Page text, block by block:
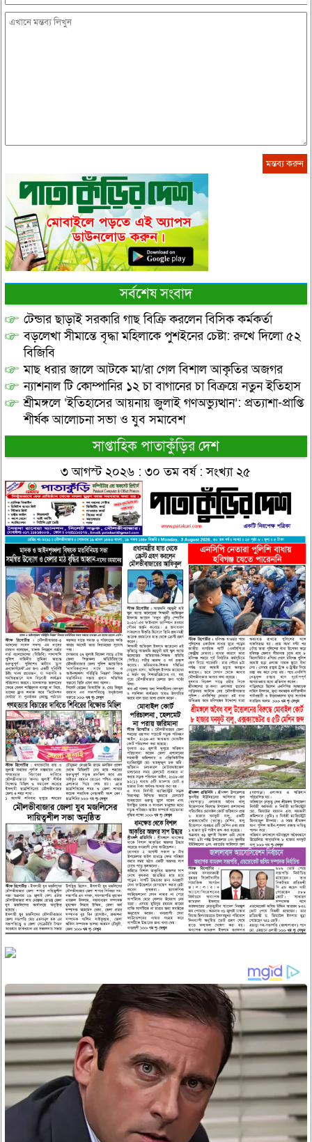
সর্বশেষ সংবাদ
টেন্ডার ছাড়াই সরকারি গাছ বিক্রি করলেন বিসিক কর্মকর্তা
বড়লেখা সীমান্তে বৃদ্ধা মহিলাকে পুশইনের চেষ্টা: রুখে দিলো ৫২
বিজিবি
মাছ ধরার জালে আটকে মা/রা গেল বিশাল আকৃতির অজগর
ন্যাশনাল টি কোম্পানির ১২ চা বাগানের চা বিক্রয়ে নতুন ইতিহাস
শ্রীমঙ্গলে ‘ইতিহাসের আয়নায় জুলাই গণঅভ্যুত্থান’: প্রত্যাশা-প্রাপ্তি
শীর্ষক আলোচনা সভা ও যুব সমাবেশ
সাপ্তাহিক পাতাকুঁড়ির দেশ
৩ আগস্ট ২০২৬ : ৩০ তম বর্ষ : সংখ্যা ২৫